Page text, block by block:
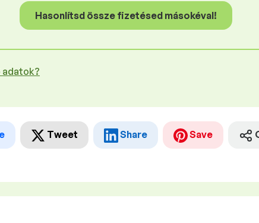
Hasonlítsd össze fizetésed másokéval!
adatok?
Tweet Share Save